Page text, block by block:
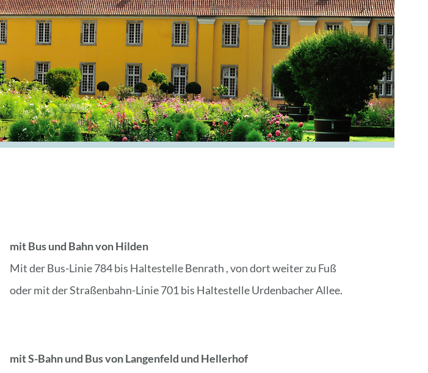
mit Bus und Bahn von Hilden
Mit der Bus-Linie 784 bis Haltestelle Benrath , von dort weiter zu Fuß
oder mit der Straßenbahn-Linie 701 bis Haltestelle Urdenbacher Allee.
mit S-Bahn und Bus von Langenfeld und Hellerhof